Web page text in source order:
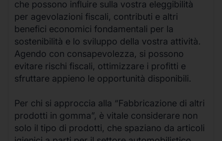
che possono influire sulla vostra eleggibilità
per agevolazioni fiscali, contributi e altri
benefici economici fondamentali per la
sostenibilità e lo sviluppo della vostra attività.
Agendo con consapevolezza, si possono
evitare rischi fiscali, ottimizzare i profitti e
sfruttare appieno le opportunità disponibili.
Per chi si approccia alla “Fabbricazione di altri
prodotti in gomma”, è vitale considerare non
solo il tipo di prodotti, che spaziano da articoli